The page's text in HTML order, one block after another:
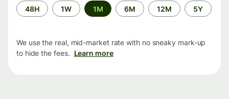
Time
period
48H 1W 1M 6M 12M 5Y
We use the real, mid-market rate with no sneaky mark-up
to hide the fees. Learn more